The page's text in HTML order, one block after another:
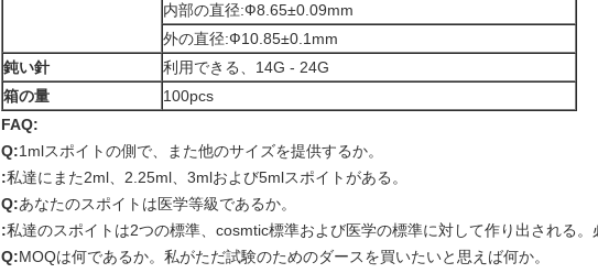
内部の直径:Ф8.65±0.09mm
外の直径:Ф10.85±0.1mm
鈍い針
利用できる、14G - 24G
箱の量
100pcs
FAQ:
Q:1mlスポイトの側で、また他のサイズを提供するか。
:私達にまた2ml、2.25ml、3mlおよび5mlスポイトがある。
Q:あなたのスポイトは医学等級であるか。
:私達のスポイトは2つの標準、cosmtic標準および医学の標準に対して作り出される。
Q:MOQは何であるか。私がただ試験のためのダースを買いたいと思えば何か。